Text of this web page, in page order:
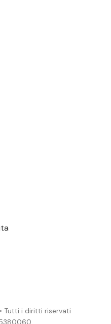
Tutti i diritti riservati